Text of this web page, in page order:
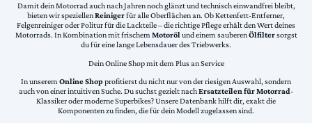
Damit dein Motorrad auch nach Jahren noch glänzt und technisch einwandfrei bleibt,
bieten wir speziellenReinigerfür alle Oberflächen an. Ob Kettenfett-Entferner,
Felgenreiniger oder Politur für die Lackteile – die richtige Pflege erhält den Wert deines
Motorrads. In Kombination mit frischemMotorölund einem sauberenÖlfiltersorgst
du für eine lange Lebensdauer des Triebwerks.
Dein Online Shop mit dem Plus an Service
In unserem Online Shopprofitierst du nicht nur von der riesigen Auswahl, sondern
auch von einer intuitiven Suche. Du suchst gezielt nachErsatzteilen für Motorrad-
Klassiker oder moderne Superbikes? Unsere Datenbank hilft dir, exakt die
Komponenten zu finden, die für dein Modell zugelassen sind.